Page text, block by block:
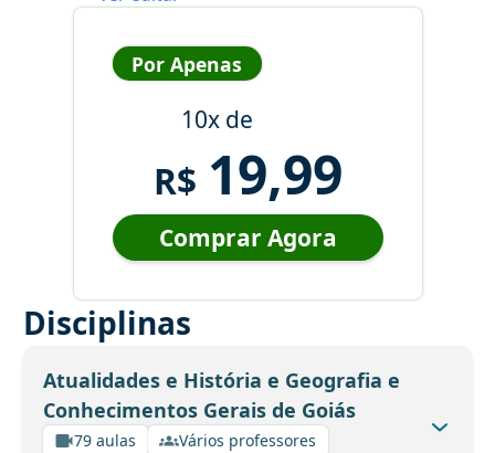
Por Apenas
10x de
R$ 19,99
Comprar Agora
Disciplinas
Atualidades e História e Geografia e
Conhecimentos Gerais de Goiás
79 aulas
Vários professores